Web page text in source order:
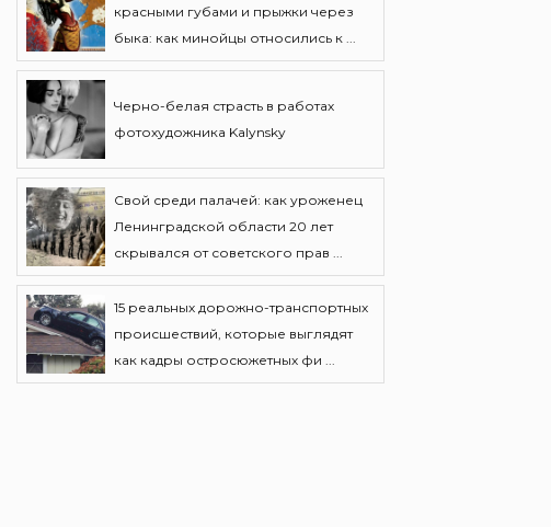
красными губами и прыжки через
быка: как минойцы относились к ...
Черно-белая страсть в работах
фотохудожника Kalynsky
Свой среди палачей: как уроженец
Ленинградской области 20 лет
скрывался от советского прав ...
15 реальных дорожно-транспортных
происшествий, которые выглядят
как кадры остросюжетных фи ...